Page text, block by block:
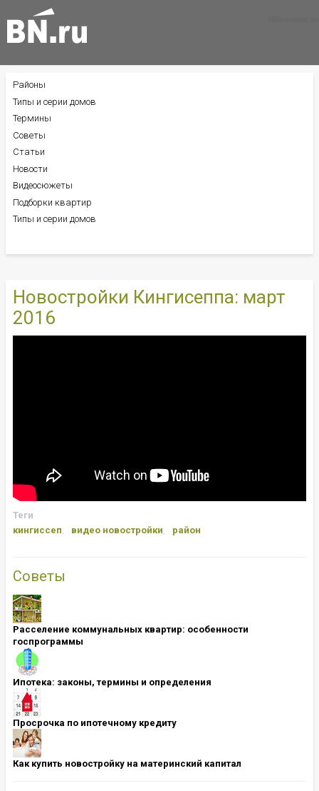
Новостройки Кингисеппа: март
2016
Теги
кингиссеп
видео новостройки район
Советы
Расселение коммунальных квартир: особенности
госпрограммы
Ипотека: ​​​​​​​законы, термины и определения
Просрочка по ипотечному кредиту
Как купить новостройку на материнский капитал
БОКОВОЕ
МЕНЮ
Районы
Типы и серии домов
Термины
Советы
Статьи
Новости
Видеосюжеты
Подборки квартир
Типы и серии домов